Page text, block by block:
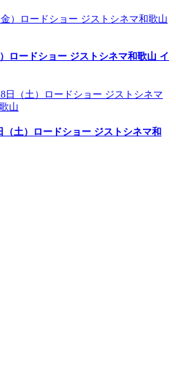
ロードショー ジストシネマ和歌山 イ
（土）ロードショー ジストシネマ和